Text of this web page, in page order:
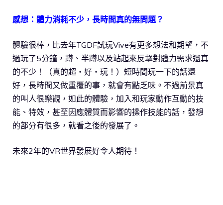
感想：體力消耗不少，長時間真的無問題？
體驗很棒，比去年TGDF試玩Vive有更多想法和期望，不
過玩了5分鐘，蹲、半蹲以及站起來反撃對體力需求還真
的不少！（真的超‧好‧玩！）短時間玩一下的話還
好，長時間又做重覆的事，就會有點乏味。不過前景真
的叫人很樂觀，如此的體驗，加入和玩家動作互動的技
能、特效，甚至因應體質而影響的操作技能的話，發想
的部分有很多，就看之後的發展了。
未來2年的VR世界發展好令人期待！